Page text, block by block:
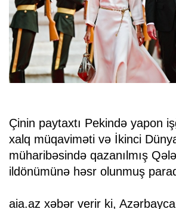
Çinin paytaxtı Pekində yapon
xalq müqaviməti və İkinci
müharibəsində qazanılmış
ildönümünə həsr olunmuş
aia.az xəbər verir ki,